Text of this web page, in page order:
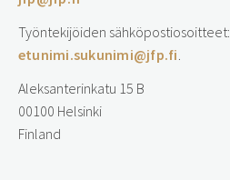
Työntekijöiden sähköpostiosoitteet:
etunimi.sukunimi@jfp.fi.
Aleksanterinkatu 15 B
00100 Helsinki
Finland